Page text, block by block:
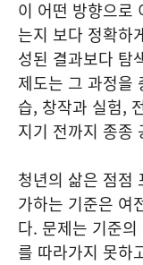
이 어떤 방향으로
는지 보다 정확하
성된 결과보다 탐
제도는 그 과정을
습, 창작과 실험,
지기 전까지 종종
청년의 삶은 점점
가하는 기준은 여
다. 문제는 기준
를 따라가지 못하